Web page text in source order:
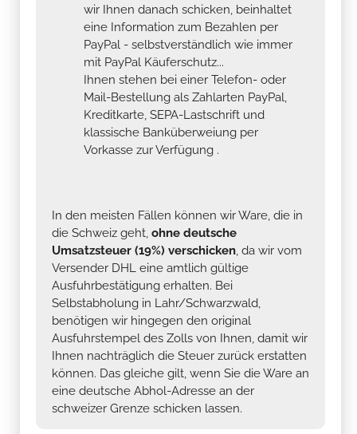
wir Ihnen danach schicken, beinhaltet
eine Information zum Bezahlen per
PayPal - selbstverständlich wie immer
mit PayPal Käuferschutz...
Ihnen stehen bei einer Telefon- oder
Mail-Bestellung als Zahlarten PayPal,
Kreditkarte, SEPA-Lastschrift und
klassische Banküberweiung per
Vorkasse zur Verfügung .
In den meisten Fällen können wir Ware, die in
die Schweiz geht, ohne deutsche
Umsatzsteuer (19%) verschicken, da wir vom
Versender DHL eine amtlich gültige
Ausfuhrbestätigung erhalten. Bei
Selbstabholung in Lahr/Schwarzwald,
benötigen wir hingegen den original
Ausfuhrstempel des Zolls von Ihnen, damit wir
Ihnen nachträglich die Steuer zurück erstatten
können. Das gleiche gilt, wenn Sie die Ware an
eine deutsche Abhol-Adresse an der
schweizer Grenze schicken lassen.